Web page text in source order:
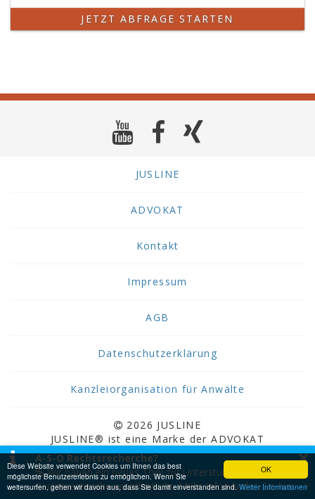
OK
Diese Website verwendet Cookies um Ihnen das best
möglichste Benutzererlebnis zu ermöglichen. Wenn Sie
weitersurfen, gehen wir davon aus, dass Sie damit einverstanden sind.Weiter Informationen
JETZT ABFRAGE STARTEN
JUSLINE
ADVOKAT
Kontakt
Impressum
AGB
Datenschutzerklärung
Kanzleiorganisation für Anwälte
2026 JUSLINE
JUSLINE® ist eine Marke der ADVOKAT
Unternehmensberatung Greiter & Greiter GmbH.
×
A-S-O Rechtsrecherche?
Wir haben ein neues Tool zur Unterstützung bei der
Rechtsrecherche veröffentlicht. Mehr Infos finden Sie hier >>